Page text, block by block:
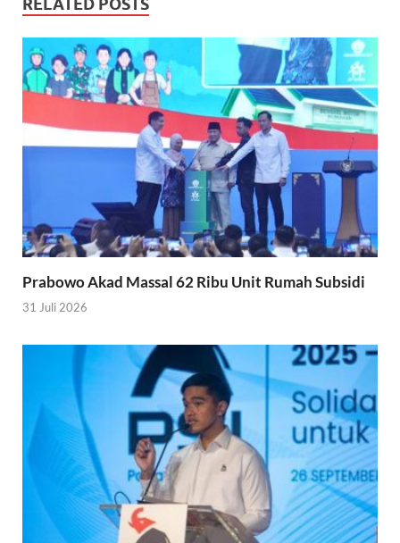
RELATED POSTS
Prabowo Akad Massal 62 Ribu Unit Rumah Subsidi
31 Juli 2026